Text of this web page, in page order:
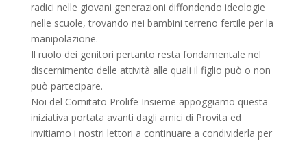
radici nelle giovani generazioni diffondendo ideologie
nelle scuole, trovando nei bambini terreno fertile per la
manipolazione.
Il ruolo dei genitori pertanto resta fondamentale nel
discernimento delle attività alle quali il figlio può o non
può partecipare.
Noi del Comitato Prolife Insieme appoggiamo questa
iniziativa portata avanti dagli amici di Provita ed
invitiamo i nostri lettori a continuare a condividerla per